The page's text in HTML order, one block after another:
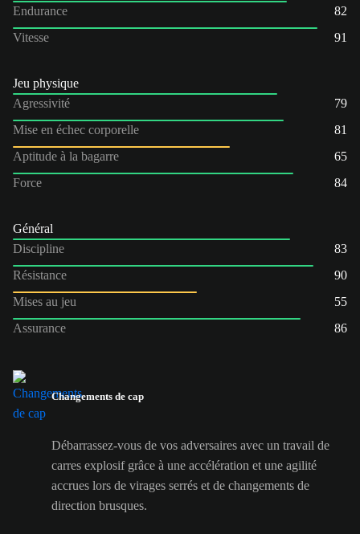
Endurance
82
Vitesse
91
Jeu physique
Agressivité
79
Mise en échec corporelle
81
Aptitude à la bagarre
65
Force
84
Général
Discipline
83
Résistance
90
Mises au jeu
55
Assurance
86
Changements de cap
Débarrassez-vous de vos adversaires avec un travail de
carres explosif grâce à une accélération et une agilité
accrues lors de virages serrés et de changements de
direction brusques.